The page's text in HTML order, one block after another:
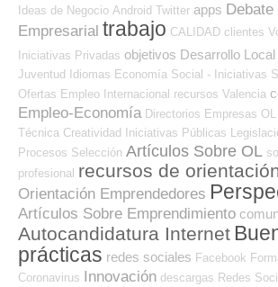
Ideas de Negocio Android Twitter apps
Empresarial trabajo CALIDAD clientes
Iniciativas Privadas objetivos Desarrollo Local
Juventud Idiomas Economía Social - Iniciativas
Ofertas Empleo Internacional recursos Valencia
Empleo-Economía Directorios Empresas OL
Técnica Creatividad Iniciativas Públicas
Procesos Selección Artículos Sobre OL
profesional recursos de
Orientación Emprendedores
Artículos Sobre Emprendimiento
Autocandidatura Internet
prácticas redes sociales Facebook
Coronavirus
Innovación descargas Redes